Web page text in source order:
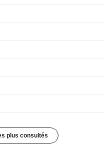
plus consultés